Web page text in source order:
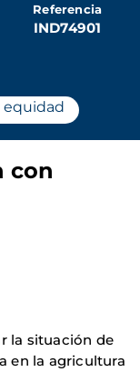
Referencia
IND74901
equidad
con
la situación de
en la agricultura